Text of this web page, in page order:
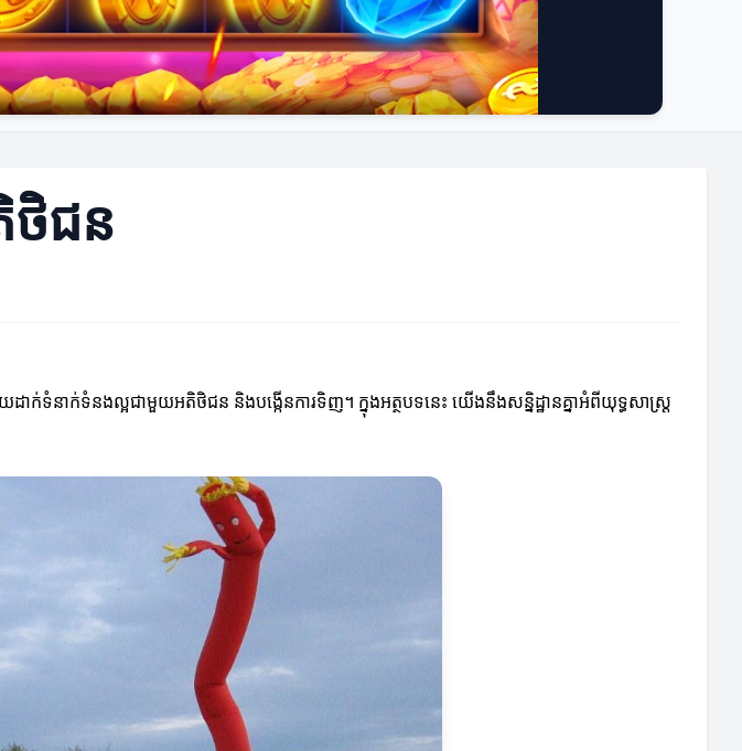
ថិជន
ក់ទំនាក់ទំនងល្អជាមួយអតិថិជន និងបង្កើនការទិញ។ ក្នុងអត្ថបទនេះ យើងនឹងសន្និដ្ឋានគ្នាអំពីយុទ្ធសាស្ត្រ